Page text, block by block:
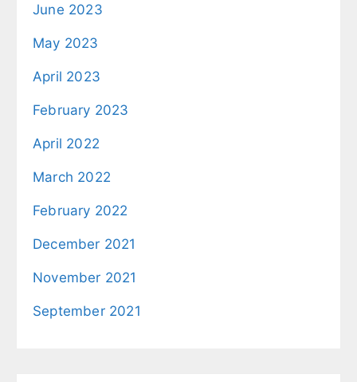
June 2023
May 2023
April 2023
February 2023
April 2022
March 2022
February 2022
December 2021
November 2021
September 2021